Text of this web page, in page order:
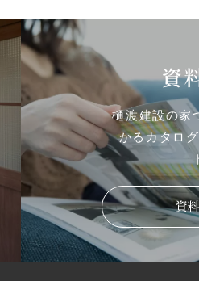
資
樋渡建設の家
かるカタロ